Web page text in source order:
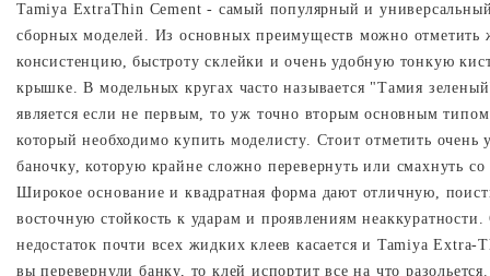
Tamiya ExtraThin Cement - самый популярный и
сборных моделей. Из основных преимуществ можно отметить
консистенцию, быстроту склейки и очень удобную тонкую
крышке. В модельных кругах часто называется "Тамия
является если не первым, то уж точно вторым основным типом
который необходимо купить моделисту. Стоит отметить очень
баночку, которую крайне сложно перевернуть или смахнуть со
Широкое основание и квадратная форма дают отличную,
восточную стойкость к ударам и проявлениям
недостаток почти всех жидких клеев касается и Tamiya Extra-
вы перевернули банку, то клей испортит все на что